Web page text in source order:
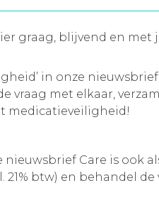
graag, blijvend en met
in onze
met elkaar,
medicatieveiligheid!
Care is ook
21% btw) en behandel